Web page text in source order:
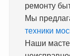
ремонту
Мы
техники
Наши